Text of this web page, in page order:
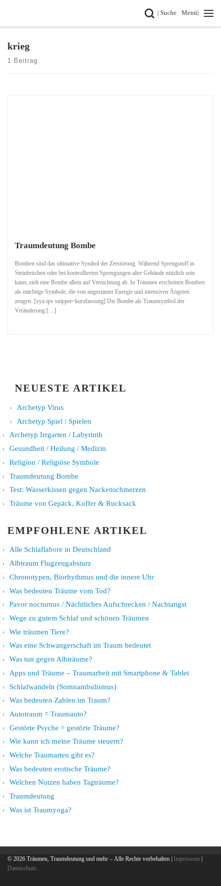
| SucheSearch
Menü|
krieg
1 Beitrag
Traumdeutung Bombe
Bomben sind das ultimative Symbol der Zerstörung. Während Sprengstoff in
Steinbrüchen oder bei kontrollierten Sprengungen alter Gebäude nützlich sein
kann, zielt eine Bombe allein auf Vernichtung ab. In Träumen erscheinen Bomben
als mächtige Symbole, die von angestauter Energie und intensiven Ängsten
zeugen. [xyz-ips snippet=kurzfassung] Die Bombe als Traumsymbol der
Veränderung […]
NEUESTE ARTIKEL
Archetyp Virus
Archetyp Spiel / Spielen
Archetyp Irrgarten / Labyrinth
Gesundheit / Heilung / Medizin
Religion / Religiöse Symbole
Traumdeutung Bombe
Test: Wasserkissen gegen Nackenschmerzen
Träume von Gepäck, Koffer & Rucksack
EMPFOHLENE ARTIKEL
Alle Schlaflabore in Deutschland
Albtraum Flugzeugabsturz
Chronotypen, Biorhythmus und die innere Uhr
Was bedeuten Träume vom Tod?
Pavor nocturnus / Nächtliches Aufschrecken / Nachtangst
Wege zu gutem Schlaf und schönen Träumen
Wie träumen Tiere?
Was eine Schwangerschaft im Traum bedeutet
Was tun gegen Albträume?
Apps und Träume – Traumarbeit mit Smartphone & Tablet
Schlafwandeln (Somnambulismus)
Was bedeuten Zahlen im Traum?
Autotraum = Traumauto?
Gestörte Psyche = gestörte Träume?
Wie kann ich meine Träume steuern?
Welche Traumarten gibt es?
Was bedeuten erotische Träume?
Welchen Nutzen haben Tagträume?
Traumdeutung
Was ist Traumyoga?
© 2026 Träumen, Traumdeutung und mehr – Alle Rechte vorbehalten | Impressum
Datenschutz